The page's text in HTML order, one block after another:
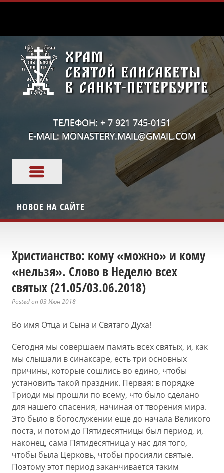
ТЕЛЕФОН: + 7 921 745-0151
E-MAIL: MONASTERY.MAIL@GMAIL.COM
НОВОЕ НА САЙТЕ
Христианство: кому «можно» и кому
«нельзя». Слово в Неделю всех
святых (21.05/03.06.2018)
Posted on 03 Июн 2018
Во имя Отца и Сына и Святаго Духа!
Сегодня мы совершаем память всех святых, и, как
мы слышали в синаксаре, есть три основных
причины, которые сошлись во едино, чтобы
установить такой праздник. Первая: в порядке
Триоди мы прошли по всему, что было сделано
для нашего спасения, начиная от творения мира.
Это было в богослужении еще до начала Великого
поста, и потом до Пятидесятницы был период, и,
наконец, сама Пятидесятница у нас для того,
чтобы была Церковь, чтобы просияли святые.
Поэтому этот период заканчивается таким